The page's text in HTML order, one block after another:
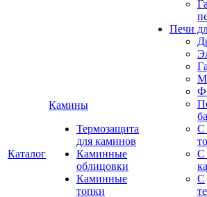
Каталог
Камины
Термозащита
для каминов
Каминные
облицовки
Каминные
топки
Печи
С
С
С